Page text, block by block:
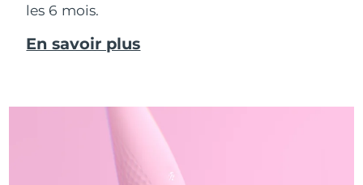
les 6 mois.
En savoir plus